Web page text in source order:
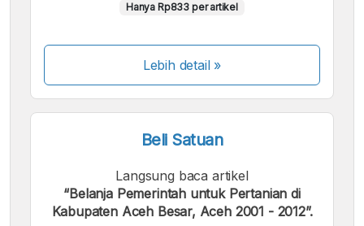
Hanya Rp833 per artikel
Lebih detail »
Beli Satuan
Langsung baca artikel
“Belanja Pemerintah untuk Pertanian di
Kabupaten Aceh Besar, Aceh 2001 - 2012”.
Kami menerima pembayaran berikut: